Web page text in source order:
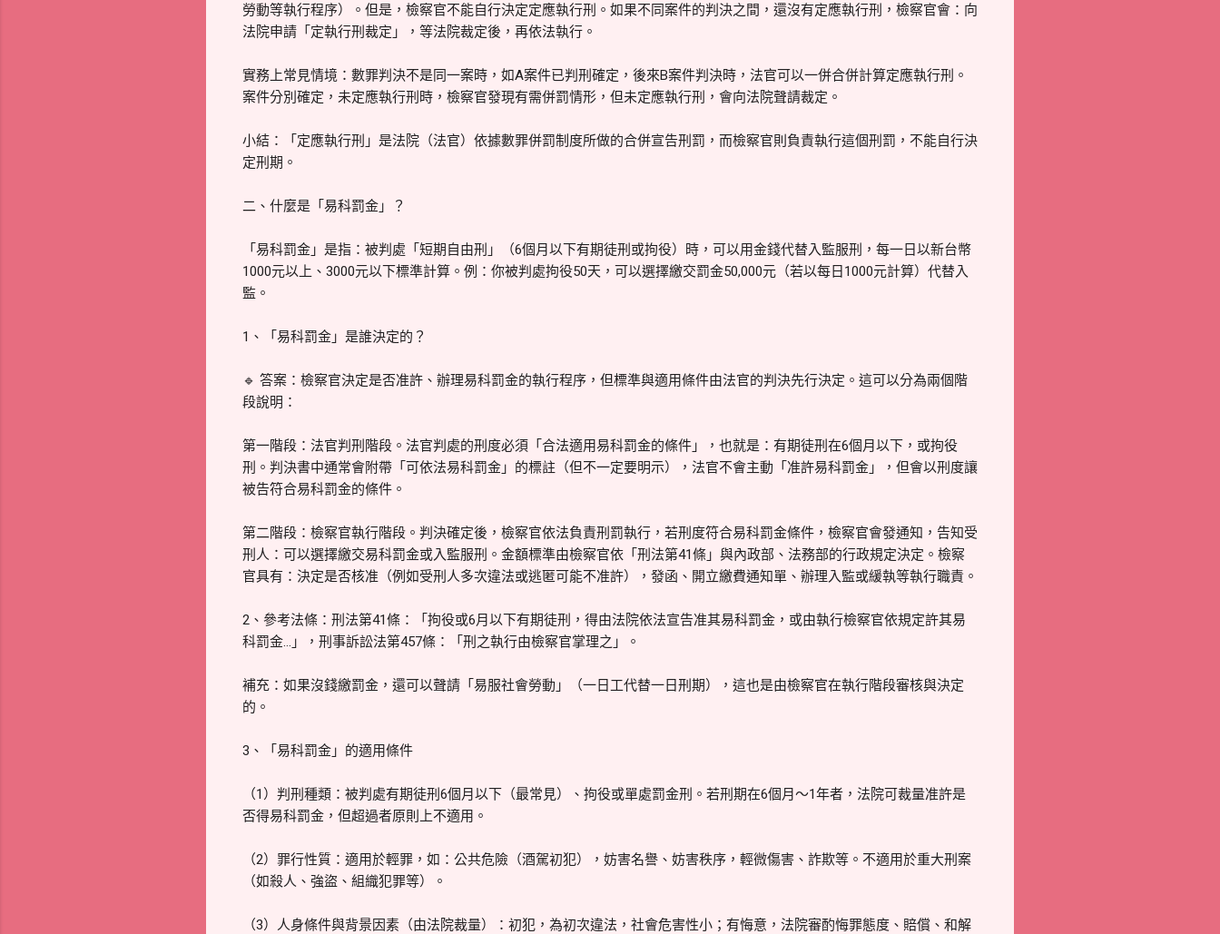
勞動等執行程序）。但是，檢察官不能自行決定定應執行刑。如果不同案件的判決之間，還沒有定應執行刑，檢察官會：向
法院申請「定執行刑裁定」，等法院裁定後，再依法執行。
實務上常見情境：數罪判決不是同一案時，如A案件已判刑確定，後來B案件判決時，法官可以一併合併計算定應執行刑。
案件分別確定，未定應執行刑時，檢察官發現有需併罰情形，但未定應執行刑，會向法院聲請裁定。
小結：「定應執行刑」是法院（法官）依據數罪併罰制度所做的合併宣告刑罰，而檢察官則負責執行這個刑罰，不能自行決
定刑期。
二、什麼是「易科罰金」？
「易科罰金」是指：被判處「短期自由刑」（6個月以下有期徒刑或拘役）時，可以用金錢代替入監服刑，每一日以新台幣
1000元以上、3000元以下標準計算。例：你被判處拘役50天，可以選擇繳交罰金50,000元（若以每日1000元計算）代替入
監。
1、「易科罰金」是誰決定的？
🔹 答案：檢察官決定是否准許、辦理易科罰金的執行程序，但標準與適用條件由法官的判決先行決定。這可以分為兩個階
段說明：
第一階段：法官判刑階段。法官判處的刑度必須「合法適用易科罰金的條件」，也就是：有期徒刑在6個月以下，或拘役
刑。判決書中通常會附帶「可依法易科罰金」的標註（但不一定要明示），法官不會主動「准許易科罰金」，但會以刑度讓
被告符合易科罰金的條件。
第二階段：檢察官執行階段。判決確定後，檢察官依法負責刑罰執行，若刑度符合易科罰金條件，檢察官會發通知，告知受
刑人：可以選擇繳交易科罰金或入監服刑。金額標準由檢察官依「刑法第41條」與內政部、法務部的行政規定決定。檢察
官具有：決定是否核准（例如受刑人多次違法或逃匿可能不准許），發函、開立繳費通知單、辦理入監或緩執等執行職責。
2、參考法條：刑法第41條：「拘役或6月以下有期徒刑，得由法院依法宣告准其易科罰金，或由執行檢察官依規定許其易
科罰金…」，刑事訴訟法第457條：「刑之執行由檢察官掌理之」。
補充：如果沒錢繳罰金，還可以聲請「易服社會勞動」（一日工代替一日刑期），這也是由檢察官在執行階段審核與決定
的。
3、「易科罰金」的適用條件
（1）判刑種類：被判處有期徒刑6個月以下（最常見）、拘役或單處罰金刑。若刑期在6個月～1年者，法院可裁量准許是
否得易科罰金，但超過者原則上不適用。
（2）罪行性質：適用於輕罪，如：公共危險（酒駕初犯），妨害名譽、妨害秩序，輕微傷害、詐欺等。不適用於重大刑案
（如殺人、強盜、組織犯罪等）。
（3）人身條件與背景因素（由法院裁量）：初犯，為初次違法，社會危害性小；有悔意，法院審酌悔罪態度、賠償、和解